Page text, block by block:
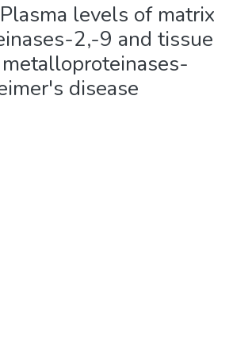
Plasma levels of matrix
2,-9 and tissue
disease